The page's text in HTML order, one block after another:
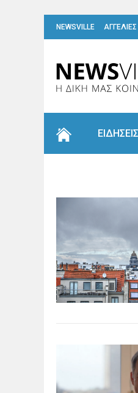
NEWSVILLE ΑΓΓΕΛΙΕΣ
ΕΙΔΗΣΕΙΣ